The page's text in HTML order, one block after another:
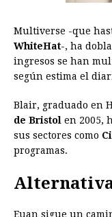
Multiverse -que
WhiteHat-, ha
ingresos se han
según estima el
Blair, graduado en
de Bristol en 2005,
sus sectores como
programas.
Euan sigue un